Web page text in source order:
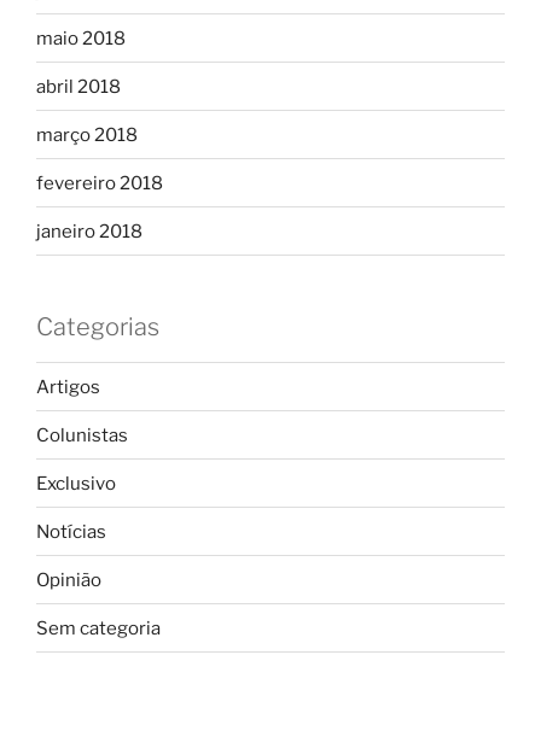
maio 2018
abril 2018
março 2018
fevereiro 2018
janeiro 2018
Categorias
Artigos
Colunistas
Exclusivo
Notícias
Opinião
Sem categoria